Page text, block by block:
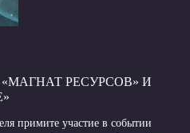
РЕСУРСОВ» И
примите участие в событии